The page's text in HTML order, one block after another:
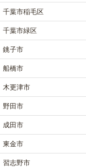
千葉市稲毛区
千葉市緑区
銚子市
船橋市
木更津市
野田市
成田市
東金市
習志野市